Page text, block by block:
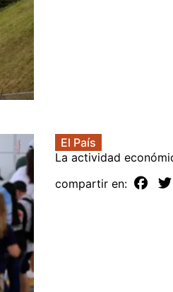
El País
La actividad
compartir en: